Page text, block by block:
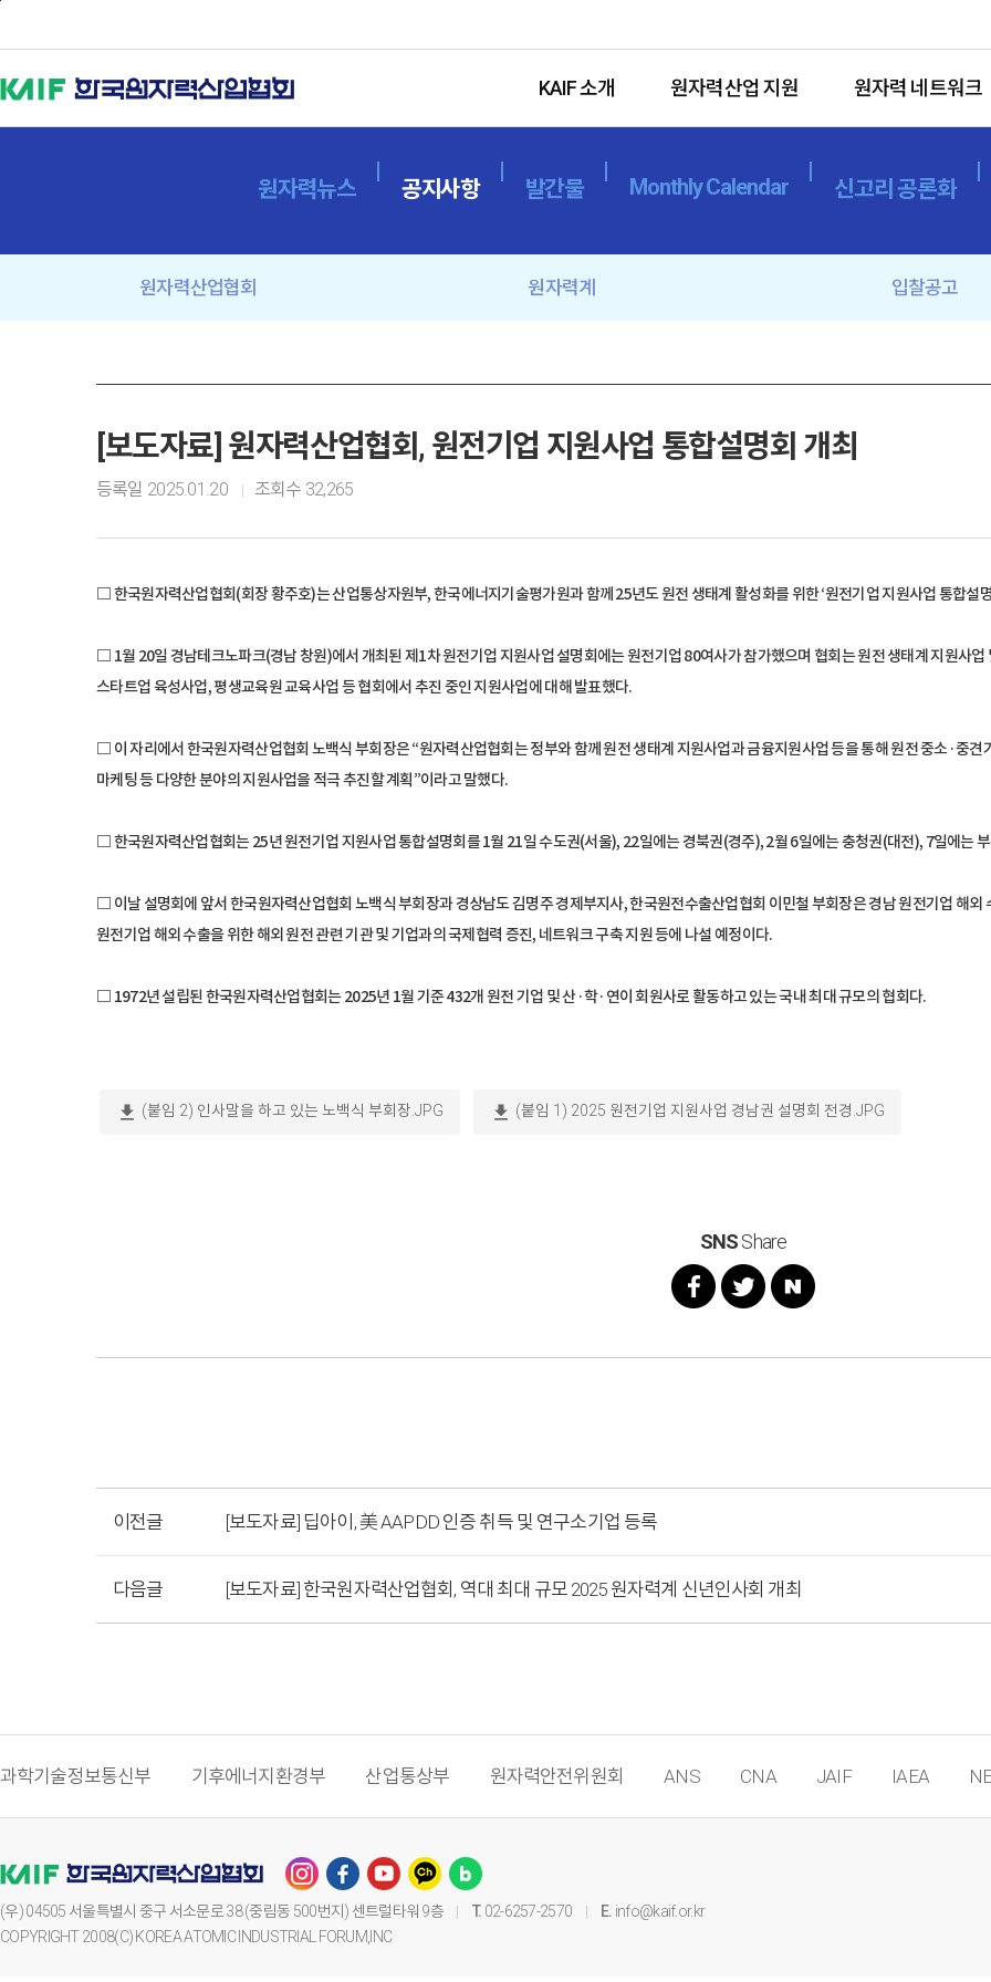
KAIF 소개 원자력산업 지원 원자력 네트워크
원자력뉴스 공지사항 발간물 Monthly Calendar 신고리 공론화
원자력산업협회 원자력계 입찰공고
[보도자료] 원자력산업협회, 원전기업 지원사업 통합설명회 개최
등록일 2025.01.20 조회수 32,265
□ 한국원자력산업협회(회장 황주호)는 산업통상자원부, 한국에너지기술평가원과 함께 25년도 원전 생태계 활성화를 위한 ‘원전기업 지원사업 통합설
□ 1월 20일 경남테크노파크(경남 창원)에서 개최된 제1차 원전기업 지원사업 설명회에는 원전기업 80여사가 참가했으며 협회는 원전 생태계 지원사
스타트업 육성사업, 평생교육원 교육사업 등 협회에서 추진 중인 지원사업에 대해 발표했다.
□ 이 자리에서 한국원자력산업협회 노백식 부회장은 “원자력산업협회는 정부와 함께 원전 생태계 지원사업과 금융지원사업 등을 통해 원전 중소·중견
마케팅 등 다양한 분야의 지원사업을 적극 추진할 계획”이라고 말했다.
□ 한국원자력산업협회는 25년 원전기업 지원사업 통합설명회를 1월 21일 수도권(서울), 22일에는 경북권(경주), 2월 6일에는 충청권(대전), 7일에는
□ 이날 설명회에 앞서 한국원자력산업협회 노백식 부회장과 경상남도 김명주 경제부지사, 한국원전수출산업협회 이민철 부회장은 경남 원전기업 해외
원전기업 해외 수출을 위한 해외 원전 관련 기관 및 기업과의 국제협력 증진, 네트워크 구축 지원 등에 나설 예정이다.
□ 1972년 설립된 한국원자력산업협회는 2025년 1월 기준 432개 원전 기업 및 산·학·연이 회원사로 활동하고 있는 국내 최대 규모의 협회다.
download (붙임 2) 인사말을 하고 있는 노백식 부회장.JPG download (붙임 1) 2025 원전기업 지원사업 경남권 설명회 전경.JPG
SNSShare
이전글 [보도자료] 딥아이, 美 AAPDD 인증 취득 및 연구소기업 등록
다음글 [보도자료] 한국원자력산업협회, 역대 최대 규모 2025 원자력계 신년인사회 개최
과학기술정보통신부 기후에너지환경부 산업통상부 원자력안전위원회 ANS CNA JAIF IAEA
(우) 04505 서울특별시 중구 서소문로 38 (중림동 500번지) 센트럴타워 9층 T. 02-6257-2570 E. info@kaif.or.kr
COPYRIGHT 2008(C) KOREA ATOMIC INDUSTRIAL FORUM,INC